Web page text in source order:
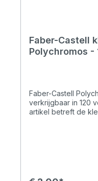
Faber-Castell
Polychromos -
Faber-Castell
verkrijgbaar in 120
artikel betreft de